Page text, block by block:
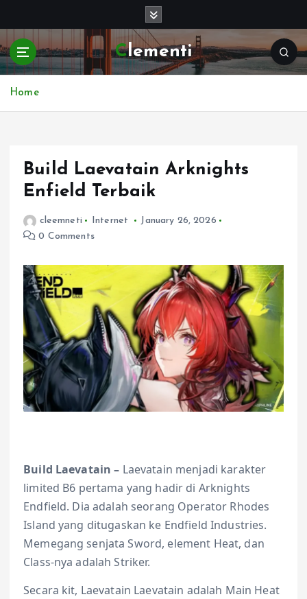
p
t
Clementi
Home
Build Laevatain Arknights
Enfield Terbaik
cleemneti Internet
January 26, 2026
0 Comments
Build Laevatain – Laevatain menjadi karakter
limited B6 pertama yang hadir di Arknights
Endfield. Dia adalah seorang Operator Rhodes
Island yang ditugaskan ke Endfield Industries.
Memegang senjata Sword, element Heat, dan
Class-nya adalah Striker.
Secara kit, Laevatain Laevatain adalah Main Heat